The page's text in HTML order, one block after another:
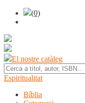
(0)
El nostre catàleg
Espiritualitat
Bíblia